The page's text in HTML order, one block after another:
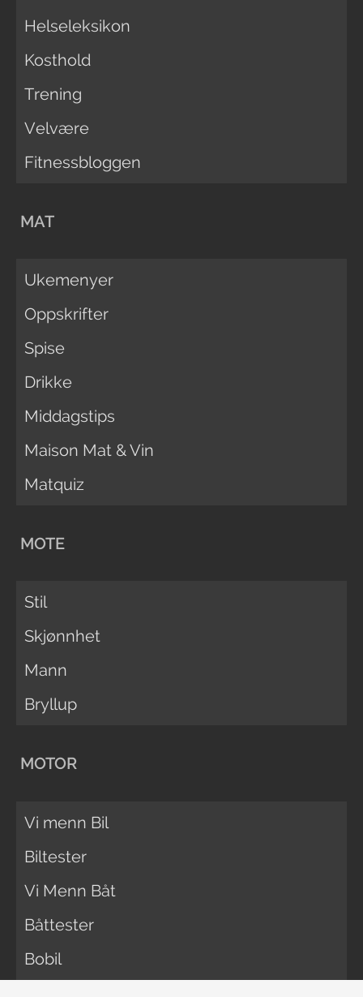
Helseleksikon
Kosthold
Trening
Velvære
Fitnessbloggen
MAT
Ukemenyer
Oppskrifter
Spise
Drikke
Middagstips
Maison Mat & Vin
Matquiz
MOTE
Stil
Skjønnhet
Mann
Bryllup
MOTOR
Vi menn Bil
Biltester
Vi Menn Båt
Båttester
Bobil